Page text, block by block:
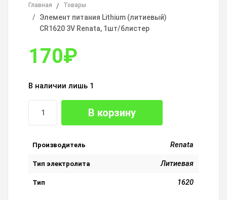
Главная Товары
Элемент питания Lithium (литиевый)
CR1620 3V Renata, 1шт/блистер
170₽
В наличии лишь 1
В корзину
Производитель Renata
Тип электролита Литиевая
Тип 1620